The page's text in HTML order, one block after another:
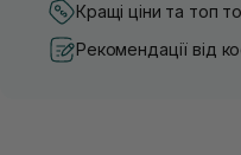
Кращі ціни та топ
Рекомендації від